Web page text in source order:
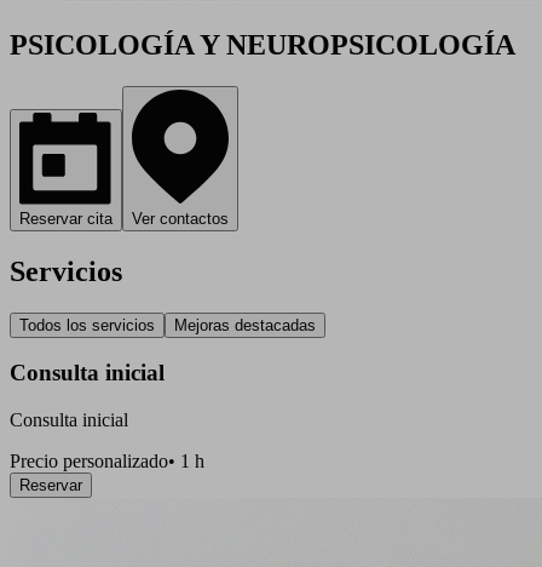
PSICOLOGÍA Y NEUROPSICOLOGÍA
Reservar cita Ver contactos
Servicios
Todos los servicios Mejoras destacadas
Consulta inicial
Consulta inicial
Precio personalizado• 1 h
Reservar